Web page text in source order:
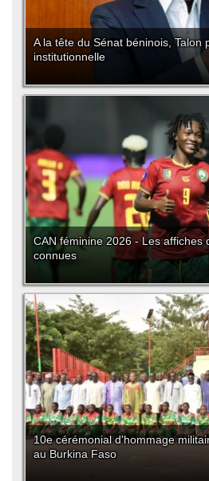
A la tête du Sénat béninois, Talon
institutionnelle
CAN féminine 2026 - Les affiches
connues
10e cérémonial d'hommage
au Burkina Faso